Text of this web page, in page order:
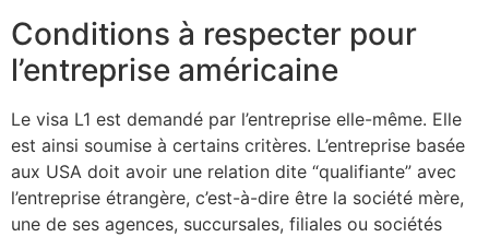
Conditions à respecter pour
l’entreprise américaine
Le visa L1 est demandé par l’entreprise elle-même. Elle
est ainsi soumise à certains critères. L’entreprise basée
aux USA doit avoir une relation dite “qualifiante” avec
l’entreprise étrangère, c’est-à-dire être la société mère,
une de ses agences, succursales, filiales ou sociétés